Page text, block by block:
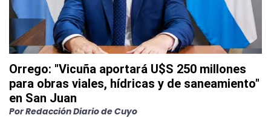
Orrego: "Vicuña aportará U$S 250 millones
para obras viales, hídricas y de saneamiento"
en San Juan
PorRedacción Diario de Cuyo